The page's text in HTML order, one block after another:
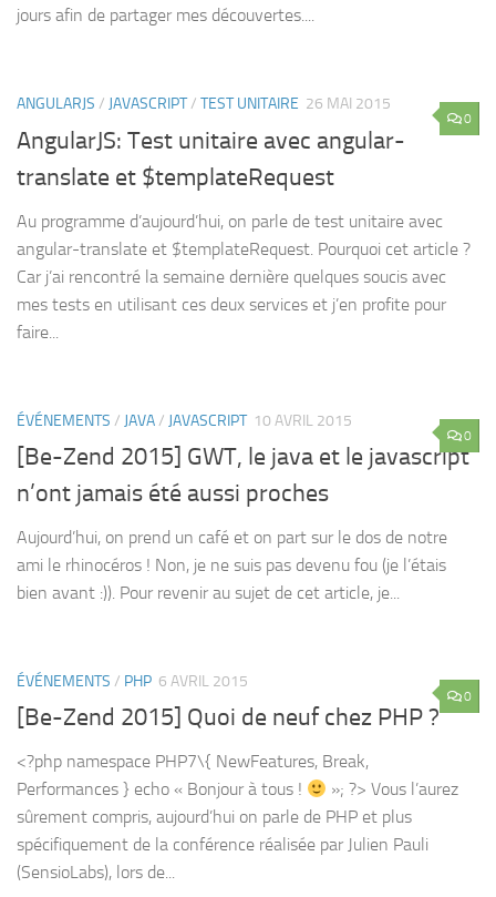
jours afin de partager mes découvertes....
0
ANGULARJS / JAVASCRIPT/ TEST UNITAIRE 26 MAI 2015
AngularJS: Test unitaire avec angular-
translate et $templateRequest
Au programme d’aujourd’hui, on parle de test unitaire avec
angular-translate et $templateRequest. Pourquoi cet article ?
Car j’ai rencontré la semaine dernière quelques soucis avec
mes tests en utilisant ces deux services et j’en profite pour
faire...
0
ÉVÉNEMENTS / JAVA/ JAVASCRIPT 10 AVRIL 2015
[Be-Zend 2015] GWT, le java et le javascript
n’ont jamais été aussi proches
Aujourd’hui, on prend un café et on part sur le dos de notre
ami le rhinocéros ! Non, je ne suis pas devenu fou (je l’étais
bien avant :)). Pour revenir au sujet de cet article, je...
0
ÉVÉNEMENTS / PHP 6 AVRIL 2015
[Be-Zend 2015] Quoi de neuf chez PHP ?
<?php namespace PHP7\{ NewFeatures, Break,
Performances } echo « Bonjour à tous !
»; ?> Vous l’aurez
sûrement compris, aujourd’hui on parle de PHP et plus
spécifiquement de la conférence réalisée par Julien Pauli
(SensioLabs), lors de...